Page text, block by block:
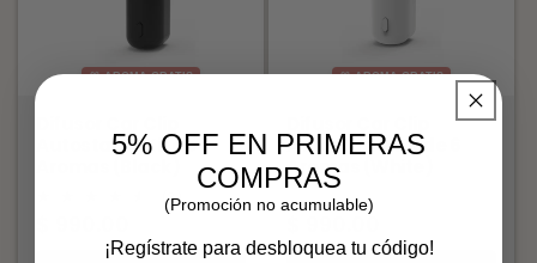
AROMA GRATIS
Autostart + Kit de 6
(3)
reseñas
habitual
AROMA GRATIS
Autostart + Kit de 6
Aromas (White)
habitual
5% OFF EN PRIMERAS
COMPRAS
(Promoción no acumulable)
¡Regístrate para desbloquea tu código!